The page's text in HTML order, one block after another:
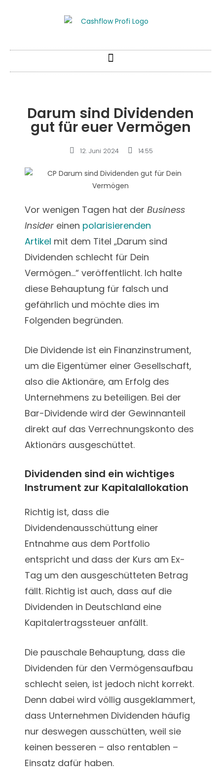
Darum sind Dividenden
gut für euer Vermögen
12. Juni 2024 14:55
Vor wenigen Tagen hat der Business
Insider einen polarisierenden
Artikel mit dem Titel „Darum sind
Dividenden schlecht für Dein
Vermögen…“ veröffentlicht. Ich halte
diese Behauptung für falsch und
gefährlich und möchte dies im
Folgenden begründen.
Die Dividende ist ein Finanzinstrument,
um die Eigentümer einer Gesellschaft,
also die Aktionäre, am Erfolg des
Unternehmens zu beteiligen. Bei der
Bar-Dividende wird der Gewinnanteil
direkt auf das Verrechnungskonto des
Aktionärs ausgeschüttet.
Dividenden sind ein wichtiges
Instrument zur Kapitalallokation
Richtig ist, dass die
Dividendenausschüttung einer
Entnahme aus dem Portfolio
entspricht und dass der Kurs am Ex-
Tag um den ausgeschütteten Betrag
fällt. Richtig ist auch, dass auf die
Dividenden in Deutschland eine
Kapitalertragssteuer anfällt.
Die pauschale Behauptung, dass die
Dividenden für den Vermögensaufbau
schlecht seien, ist jedoch nicht korrekt.
Denn dabei wird völlig ausgeklammert,
dass Unternehmen Dividenden häufig
nur deswegen ausschütten, weil sie
keinen besseren – also rentablen –
Einsatz dafür haben.